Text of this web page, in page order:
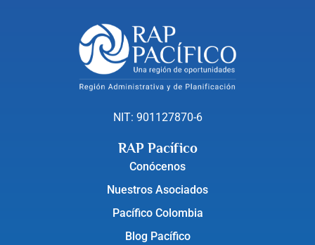
NIT: 901127870-6
RAP Pacífico
Conócenos
Nuestros Asociados
Pacífico Colombia
Blog Pacífico